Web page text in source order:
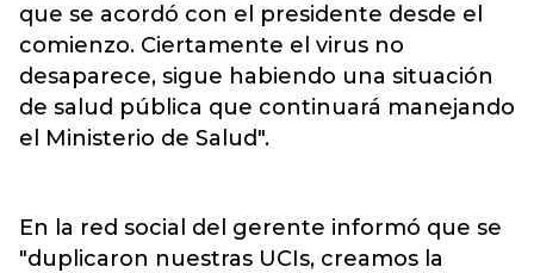
que se acordó con el presidente desde el
comienzo. Ciertamente el virus no
desaparece, sigue habiendo una situación
de salud pública que continuará manejando
el Ministerio de Salud".
En la red social del gerente informó que se
"duplicaron nuestras UCIs, creamos la